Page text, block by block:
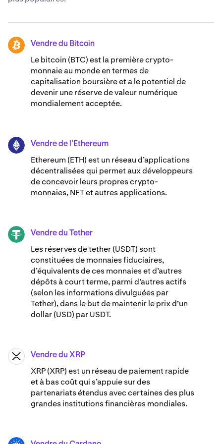
BTC Vendre du Bitcoin
Le bitcoin (BTC) est la première crypto-
monnaie au monde en termes de
capitalisation boursière et a le potentiel de
devenir une réserve de valeur numérique
mondialement acceptée.
ETH Vendre de l’Ethereum
Ethereum (ETH) est un réseau d’applications
décentralisées qui permet aux développeurs
de concevoir leurs propres crypto-
monnaies, NFT et autres applications.
USDT Vendre du Tether
Les réserves de tether (USDT) sont
constituées de monnaies fiduciaires,
d’équivalents de ces monnaies et d’autres
dépôts à court terme, parmi d’autres actifs
(selon les informations divulguées par
Tether), dans le but de maintenir le prix d’un
dollar (USD) par USDT.
XRP Vendre du XRP
XRP (XRP) est un réseau de paiement rapide
et à bas coût qui s’appuie sur des
partenariats étendus avec certaines des plus
grandes institutions financières mondiales.